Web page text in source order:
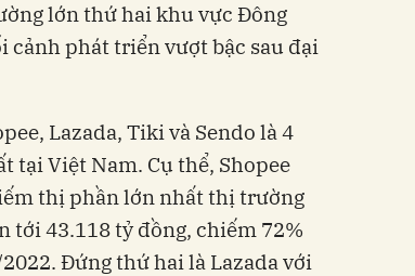
lớn thứ hai khu vực Đông
cảnh phát triển vượt bậc sau đại
Lazada, Tiki và Sendo là 4
tại Việt Nam. Cụ thể, Shopee
thị phần lớn nhất thị trường
tới 43.118 tỷ đồng, chiếm 72%
Đứng thứ hai là Lazada với